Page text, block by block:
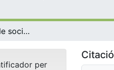
La interposición de sociedades como un mecanismo lícito de planificación fiscal: límites y criterios interpretativos
per
Citació